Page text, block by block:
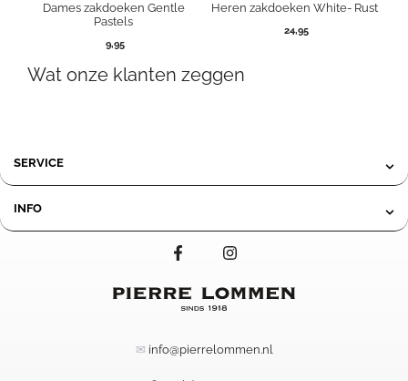
Dames zakdoeken Gentle
Pastels
9,95
Heren zakdoeken White- Rust
24,95
Wat onze klanten zeggen
SERVICE
INFO
✉ info@pierrelommen.nl